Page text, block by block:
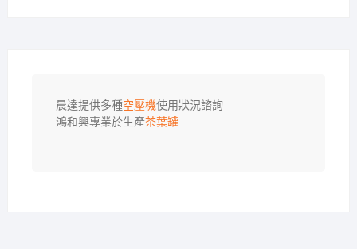
晨達提供多種空壓機使用狀況諮詢
鴻和興專業於生產茶葉罐